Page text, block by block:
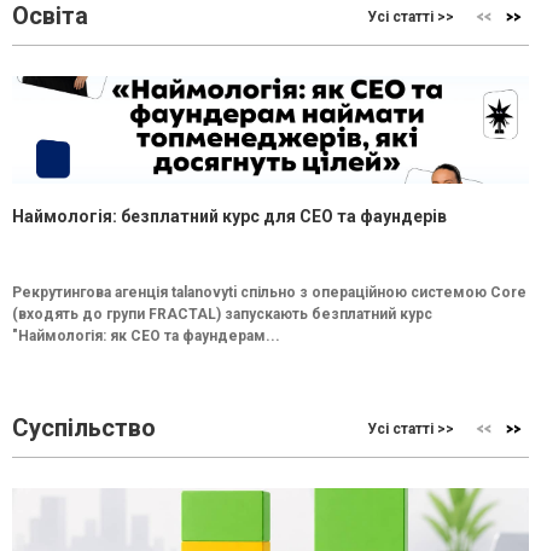
Освіта Усі статті >>
Наймологія: безплатний курс для CEO та фаундерів
Рекрутингова агенція talanovyti спільно з операційною системою Core
(входять до групи FRACTAL) запускають безплатний курс
"Наймологія: як СEO та фаундерам...
Суспільство Усі статті >>